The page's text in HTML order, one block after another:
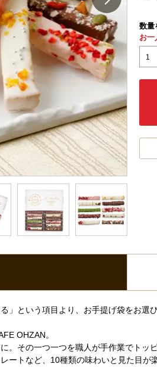
数量
お一
1
という項目より、お手提げ袋をお選び
OHZAN。
。その一つ一つを職人が手作業でトッ
ートなど、10種類の味わいと見た目が